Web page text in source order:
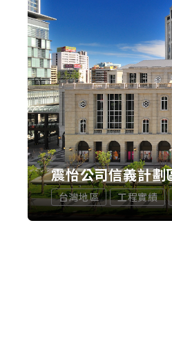
震怡公司信義計
台灣地區 工程實績